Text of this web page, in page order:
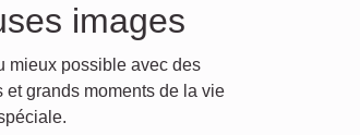
images
mieux possible avec des
et grands moments de la vie